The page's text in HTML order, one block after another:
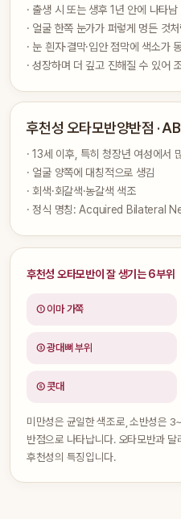
· 출생 시 또는 생후 1년 안에 나타남
· 얼굴 한쪽 눈가가 퍼렇게 멍든 것
· 눈 흰자·결막·입안 점막에 색소가
· 성장하며 더 깊고 진해질 수 있어
후천성 오타모반양반점 ·
· 13세 이후, 특히 청장년 여성에서
· 얼굴 양쪽에 대칭적으로 생김
· 회색·회갈색·농갈색 색조
· 정식 명칭: Acquired Bilateral
후천성 오타모반이 잘 생기는 6부위
① 이마 가쪽
③ 광대뼈 부위
⑤ 콧대
미만성은 균일한 색조로, 소반성은
반점으로 나타납니다. 오타모반과 달
후천성의 특징입니다.